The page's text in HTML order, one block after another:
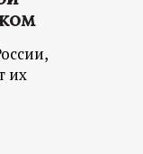
их